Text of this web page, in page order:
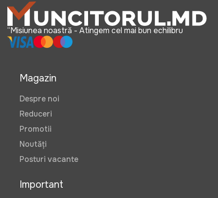
“Misiunea noastră - Atingem cel mai bun echilibru
Magazin
Despre noi
Reduceri
Promotii
Noutăți
Posturi vacante
Important